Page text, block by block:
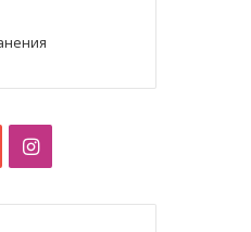
Instagram